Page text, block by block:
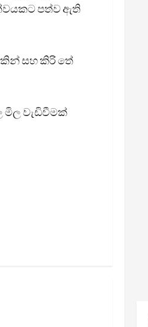
පත්ව ඇති
සහ කිරි තේ
මිල වැඩිවීමක්